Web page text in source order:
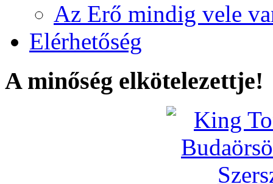
Az Erő mindig vele
Elérhetőség
A minőség elkötelezettje!